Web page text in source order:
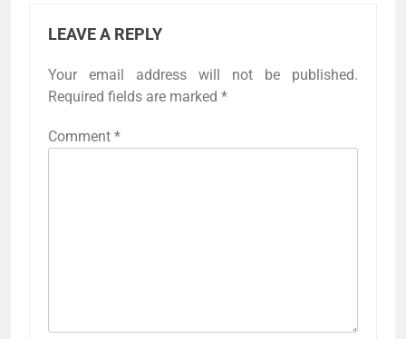
LEAVE A REPLY
Your email address will not be published.
Required fields are marked *
Comment *